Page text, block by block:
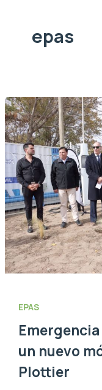
epas
EPAS
un nuevo
Plottier